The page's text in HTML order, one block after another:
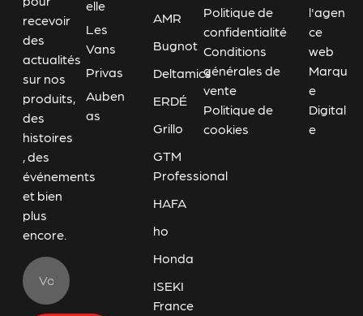
recevoir
des
actualités
sur nos
produits,
des
histoires
, des
événements
et bien
plus
encore.
elle
Les
Vans
Privas
Auben
as
AMR
Bugnot
Deltamics
ERDÉ
Grillo
GTM
Professional
HAFA
ho
Honda
ISEKI
France
Politique de
confidentialité
Conditions
générales de
vente
Politique de
cookies
l'agen
ce
web
Marqu
e
Digital
e